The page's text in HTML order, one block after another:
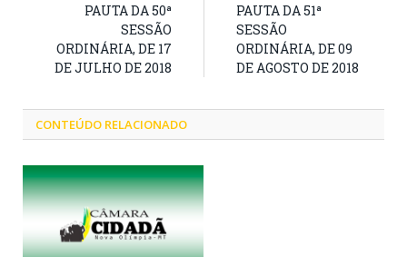
PAUTA DA 50ª
SESSÃO
ORDINÁRIA, DE 17
DE JULHO DE 2018
PAUTA DA 51ª
SESSÃO
ORDINÁRIA, DE 09
DE AGOSTO DE 2018
CONTEÚDO RELACIONADO